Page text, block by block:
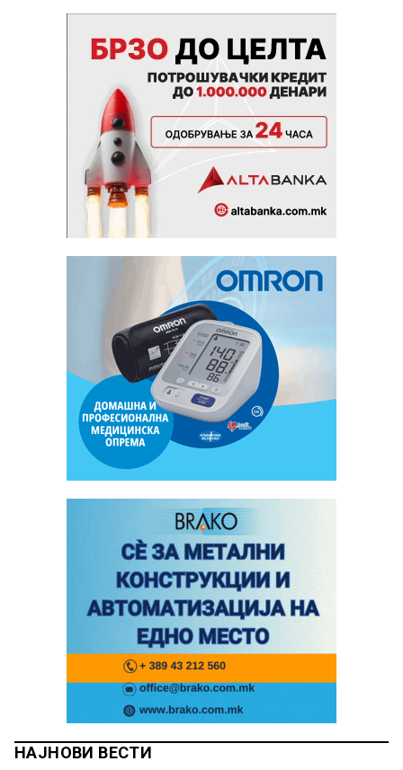
НАЈНОВИ ВЕСТИ